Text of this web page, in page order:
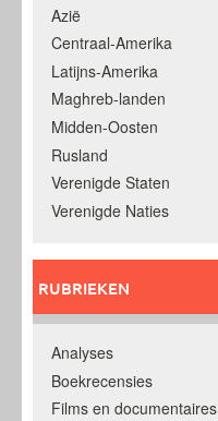
Azië
Centraal-Amerika
Latijns-Amerika
Maghreb-landen
Midden-Oosten
Rusland
Verenigde Staten
Verenigde Naties
RUBRIEKEN
Analyses
Boekrecensies
Films en documentaires